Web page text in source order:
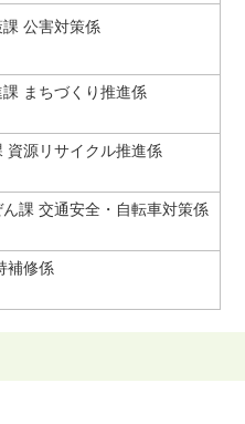
公害対策係
課 まちづくり推進係
資源リサイクル推進係
課 交通安全・自転車対策係
補修係